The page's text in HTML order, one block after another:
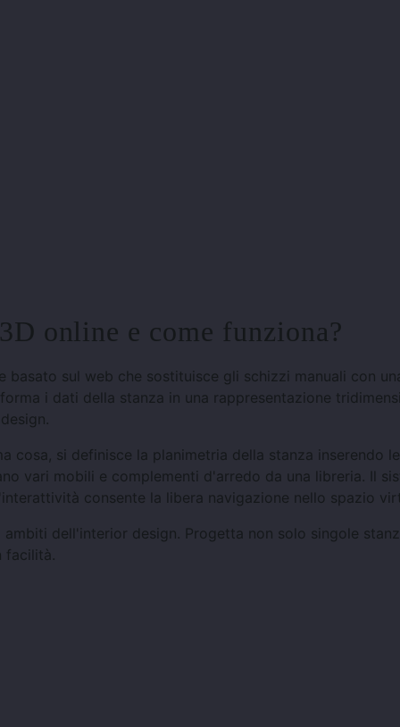
online e come funziona?
basato sul web che sostituisce gli schizzi manuali con
i dati della stanza in una rappresentazione
cosa, si definisce la planimetria della stanza inserendo le
vari mobili e complementi d'arredo da una libreria. Il
consente la libera navigazione nello spazio
dell'interior design. Progetta non solo singole
facilità.